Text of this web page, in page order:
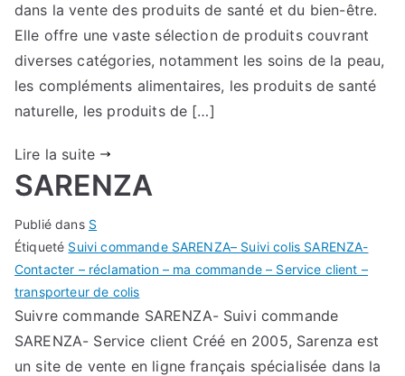
dans la vente des produits de santé et du bien-être.
Elle offre une vaste sélection de produits couvrant
diverses catégories, notamment les soins de la peau,
les compléments alimentaires, les produits de santé
naturelle, les produits de […]
Lire la suite
SARENZA
Publié dans S
Étiqueté Suivi commande SARENZA– Suivi colis SARENZA-
Contacter – réclamation – ma commande – Service client –
transporteur de colis
Suivre commande SARENZA- Suivi commande
SARENZA- Service client Créé en 2005, Sarenza est
un site de vente en ligne français spécialisée dans la